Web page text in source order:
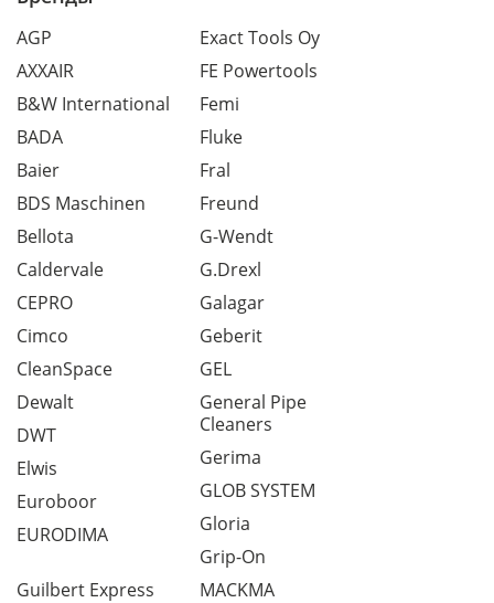
AGP
AXXAIR
B&W International
BADA
Baier
BDS Maschinen
Bellota
Caldervale
CEPRO
Cimco
CleanSpace
Dewalt
DWT
Elwis
Euroboor
EURODIMA
Exact Tools Oy
FE Powertools
Femi
Fluke
Fral
Freund
G-Wendt
G.Drexl
Galagar
Geberit
GEL
General Pipe
Cleaners
Gerima
GLOB SYSTEM
Gloria
Grip-On
Guilbert Express
MACKMA